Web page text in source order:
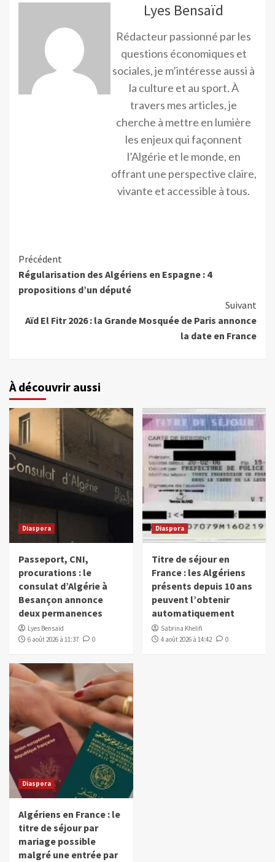
Lyes Bensaïd
Rédacteur passionné par les
questions économiques et
sociales, je m’intéresse aussi à
la culture et au sport. À
travers mes articles, je
cherche à mettre en lumière
les enjeux qui façonnent
l’Algérie et le monde, en
offrant une perspective claire,
vivante et accessible à tous.
Précédent
Régularisation des Algériens en Espagne : 4
propositions d’un député
Suivant
Aïd El Fitr 2026 : la Grande Mosquée de Paris annonce
la date en France
À découvrir aussi
Diaspora
Passeport, CNI,
procurations : le
consulat d’Algérie à
Besançon annonce
deux permanences
Lyes Bensaïd
6 août 2026 à 11:37
0
Diaspora
Titre de séjour en
France : les Algériens
présents depuis 10 ans
peuvent l’obtenir
automatiquement
Sabrina Khelifi
4 août 2026 à 14:42
0
Diaspora
Algériens en France : le
titre de séjour par
mariage possible
malgré une entrée par